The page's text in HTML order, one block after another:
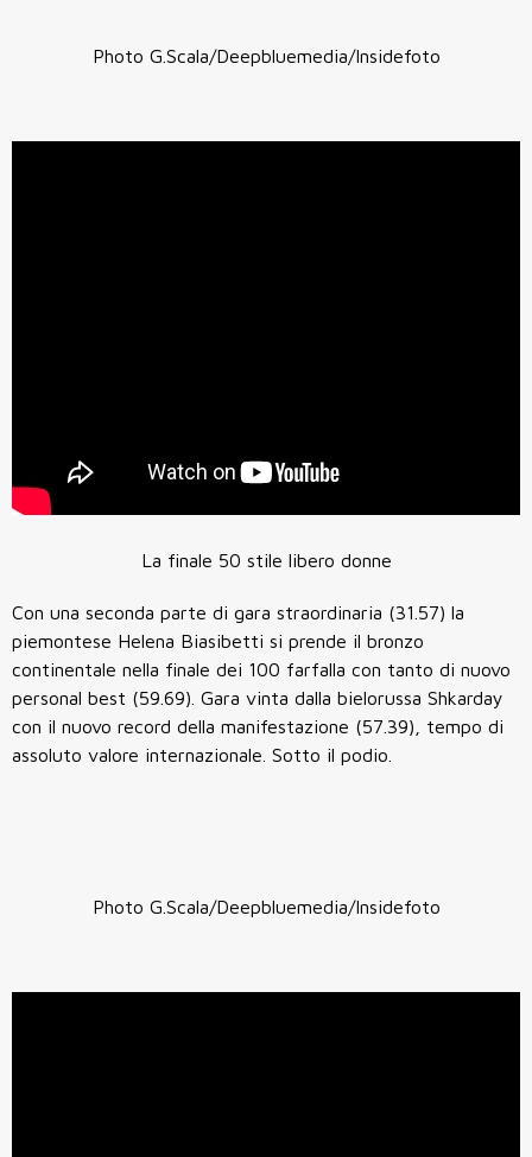
Photo G.Scala/Deepbluemedia/Insidefoto
La finale 50 stile libero donne
Con una seconda parte di gara straordinaria (31.57) la
piemontese Helena Biasibetti si prende il bronzo
continentale nella finale dei 100 farfalla con tanto di nuovo
personal best (59.69). Gara vinta dalla bielorussa Shkarday
con il nuovo record della manifestazione (57.39), tempo di
assoluto valore internazionale. Sotto il podio.
Photo G.Scala/Deepbluemedia/Insidefoto